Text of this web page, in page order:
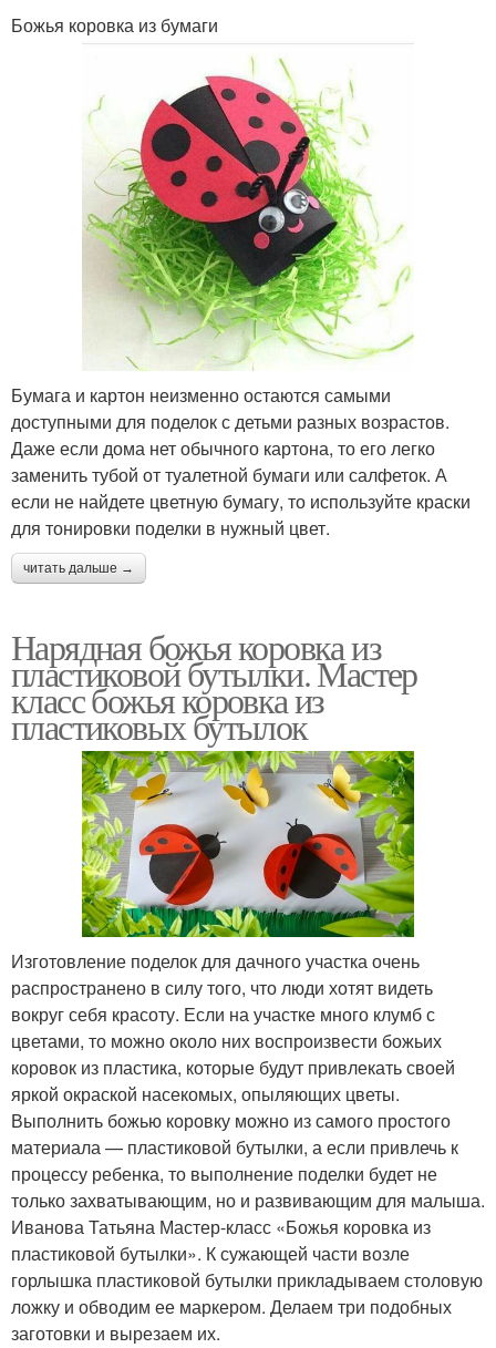
Божья коровка из бумаги
Бумага и картон неизменно остаются самыми
доступными для поделок с детьми разных возрастов.
Даже если дома нет обычного картона, то его легко
заменить тубой от туалетной бумаги или салфеток. А
если не найдете цветную бумагу, то используйте краски
для тонировки поделки в нужный цвет.
читать дальше →
Нарядная божья коровка из
пластиковой бутылки. Мастер
класс божья коровка из
пластиковых бутылок
Изготовление поделок для дачного участка очень
распространено в силу того, что люди хотят видеть
вокруг себя красоту. Если на участке много клумб с
цветами, то можно около них воспроизвести божьих
коровок из пластика, которые будут привлекать своей
яркой окраской насекомых, опыляющих цветы.
Выполнить божью коровку можно из самого простого
материала — пластиковой бутылки, а если привлечь к
процессу ребенка, то выполнение поделки будет не
только захватывающим, но и развивающим для малыша.
Иванова Татьяна Мастер-класс «Божья коровка из
пластиковой бутылки». К сужающей части возле
горлышка пластиковой бутылки прикладываем столовую
ложку и обводим ее маркером. Делаем три подобных
заготовки и вырезаем их.